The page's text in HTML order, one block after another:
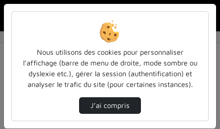
Résultats de la recherche
Filtres actifs (cliquer pour en retirer) :
reportages
sdun-videos-en-ligne
sdun-videos-en-ligne
universite-de-lorraine
1 vidéo trouvée
Nous utilisons des cookies pour personnaliser
l’affichage (barre de menu de droite, mode sombre ou
dyslexie etc.), gérer la session (authentification) et
analyser le trafic du site (pour certaines instances).
J’ai compris